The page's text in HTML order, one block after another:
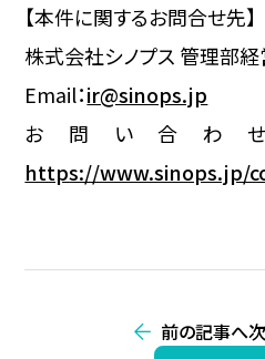
【本件に関するお問合せ先】
株式会社シノプス 管理部
Email：ir@sinops.jp
お問い合わ
https://www.sinops.jp/
前の記事へ